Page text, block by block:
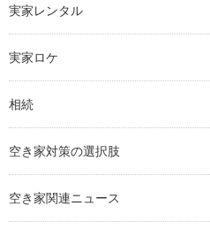
実家レンタル
実家ロケ
相続
空き家対策の選択肢
空き家関連ニュース